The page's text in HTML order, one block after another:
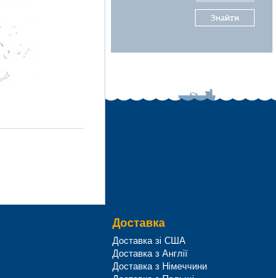
Знайти
Доставка
Доставка зі США
Доставка з Англії
Доставка з Німеччини